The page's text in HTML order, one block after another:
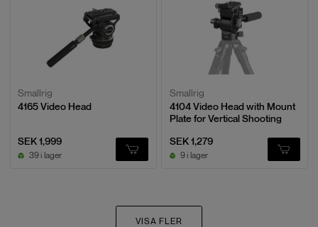
Smallrig
4165 Video Head
SEK 1,999
39 i lager
Smallrig
4104 Video Head with Mount
Plate for Vertical Shooting
SEK 1,279
9 i lager
VISA FLER